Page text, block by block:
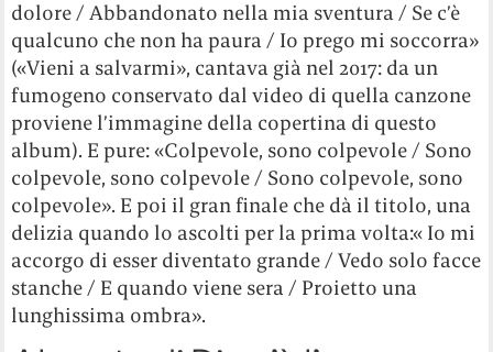
dolore / Abbandonato nella mia sventura / Se c’è
qualcuno che non ha paura / Io prego mi soccorra»
(«Vieni a salvarmi», cantava già nel 2017: da un
fumogeno conservato dal video di quella canzone
proviene l’immagine della copertina di questo
album). E pure: «Colpevole, sono colpevole / Sono
colpevole, sono colpevole / Sono colpevole, sono
colpevole». E poi il gran finale che dà il titolo, una
delizia quando lo ascolti per la prima volta:« Io mi
accorgo di esser diventato grande / Vedo solo facce
stanche / E quando viene sera / Proietto una
lunghissima ombra».